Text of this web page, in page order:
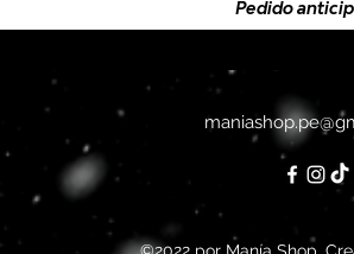
Pedido
©2022 por Manía Shop.